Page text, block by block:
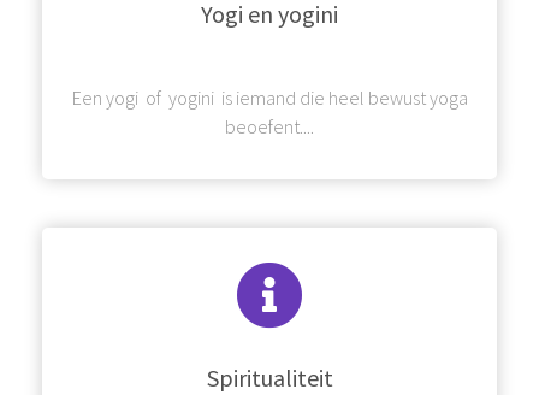
Yogi en yogini
Een yogi of yogini is iemand die heel bewust yoga
beoefent....
Spiritualiteit